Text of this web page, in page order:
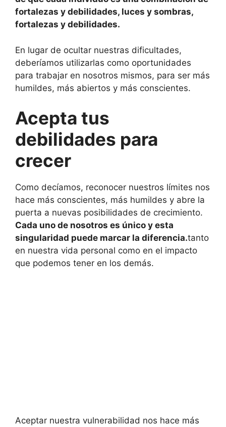
fortalezas y debilidades, luces y sombras,
fortalezas y debilidades.
En lugar de ocultar nuestras dificultades,
deberíamos utilizarlas como oportunidades
para trabajar en nosotros mismos, para ser más
humildes, más abiertos y más conscientes.
Acepta tus
debilidades para
crecer
Como decíamos, reconocer nuestros límites nos
hace más conscientes, más humildes y abre la
puerta a nuevas posibilidades de crecimiento.
Cada uno de nosotros es único y esta
singularidad puede marcar la diferencia.tanto
en nuestra vida personal como en el impacto
que podemos tener en los demás.
Aceptar nuestra vulnerabilidad nos hace más